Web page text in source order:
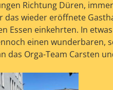
Richtung Düren,
wieder eröffnete
Essen einkehrten. In
einen wunderbaren,
das Orga-Team Carsten